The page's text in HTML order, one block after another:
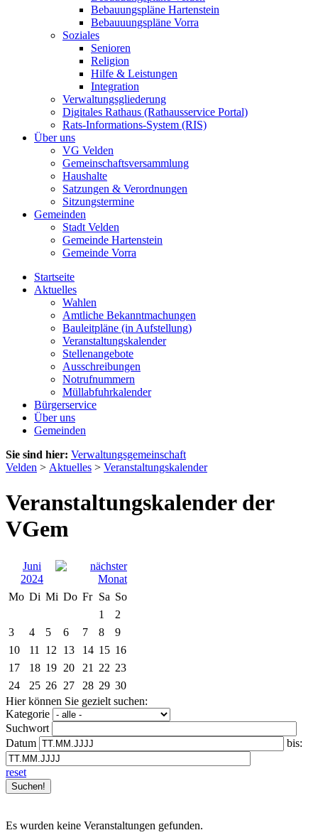
Bebauungspläne Hartenstein
Bebauuungspläne Vorra
Soziales
Senioren
Religion
Hilfe & Leistungen
Integration
Verwaltungsgliederung
Digitales Rathaus (Rathausservice Portal)
Rats-Informations-System (RIS)
Über uns
VG Velden
Gemeinschaftsversammlung
Haushalte
Satzungen & Verordnungen
Sitzungstermine
Gemeinden
Stadt Velden
Gemeinde Hartenstein
Gemeinde Vorra
Startseite
Aktuelles
Wahlen
Amtliche Bekanntmachungen
Bauleitpläne (in Aufstellung)
Veranstaltungskalender
Stellenangebote
Ausschreibungen
Notrufnummern
Müllabfuhrkalender
Bürgerservice
Über uns
Gemeinden
Sie sind hier: Verwaltungsgemeinschaft
Velden > Aktuelles > Veranstaltungskalender
Veranstaltungskalender der
VGem
Juni
2024
Mo Di Mi Do Fr Sa So
1
2
3
4 5 6 7 8
9
10
11 12 13 14 15 16
17
18 19 20 21 22 23
24
25 26 27 28 29 30
Hier können Sie gezielt suchen:
Kategorie
Suchwort
Datum
bis:
reset
Es wurden keine Veranstaltungen gefunden.